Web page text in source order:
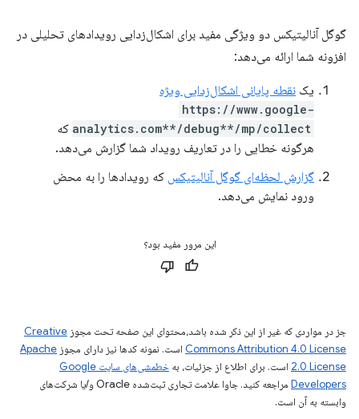
گوگل آنالیتیکس دو ویژگی مفید برای اشکال‌زدایی رویدادهای تحلیلی در
افزونه شما ارائه می‌دهد:
یک نقطه پایانی اشکال‌زدایی ویژه
https://www.google-
analytics.com**/debug**/mp/collect که
هرگونه خطایی را در تعاریف رویداد شما گزارش می‌دهد.
گزارش لحظه‌ای گوگل آنالیتیکس که رویدادها را به محض
ورود نمایش می‌دهد.
این مرور مفید بود؟
جز در مواردی که غیر از این ذکر شده باشد،‌محتوای این صفحه تحت مجوز Creative
Commons Attribution 4.0 License است. نمونه کدها نیز دارای مجوز Apache
2.0 License است. برای اطلاع از جزئیات، به
خطمشی‌های سایت Google
Developers‏
مراجعه کنید. جاوا علامت تجاری ثبت‌شده Oracle و/یا شرکت‌های
وابسته به آن است.